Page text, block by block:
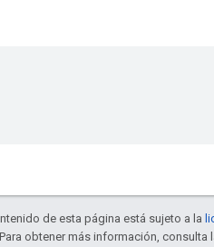
de esta página está sujeto a la
obtener más información, consulta